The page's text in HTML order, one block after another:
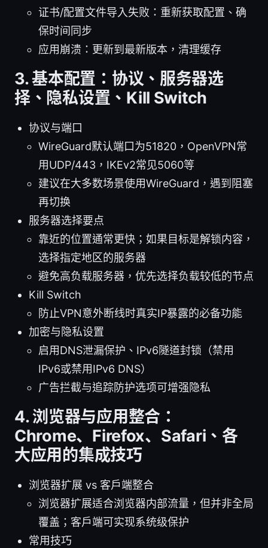
证书/配置文件导入失败：重新获取配置、确
保时间同步
应用崩溃：更新到最新版本，清理缓存
3. 基本配置：协议、服务器选
择、隐私设置、Kill Switch
协议与端口
WireGuard默认端口为51820，OpenVPN常
用UDP/443，IKEv2常见5060等
建议在大多数场景使用WireGuard，遇到阻塞
再切换
服务器选择要点
靠近的位置通常更快；如果目标是解锁内容，
选择指定地区的服务器
避免高负载服务器，优先选择负载较低的节点
Kill Switch
防止VPN意外断线时真实IP暴露的必备功能
加密与隐私设置
启用DNS泄漏保护、IPv6隧道封锁（禁用
IPv6或禁用IPv6 DNS）
广告拦截与追踪防护选项可增强隐私
4. 浏览器与应用整合：
Chrome、Firefox、Safari、各
大应用的集成技巧
浏览器扩展 vs 客户端整合
浏览器扩展适合浏览器内部流量，但并非全局
覆盖；客户端可实现系统级保护
常用技巧